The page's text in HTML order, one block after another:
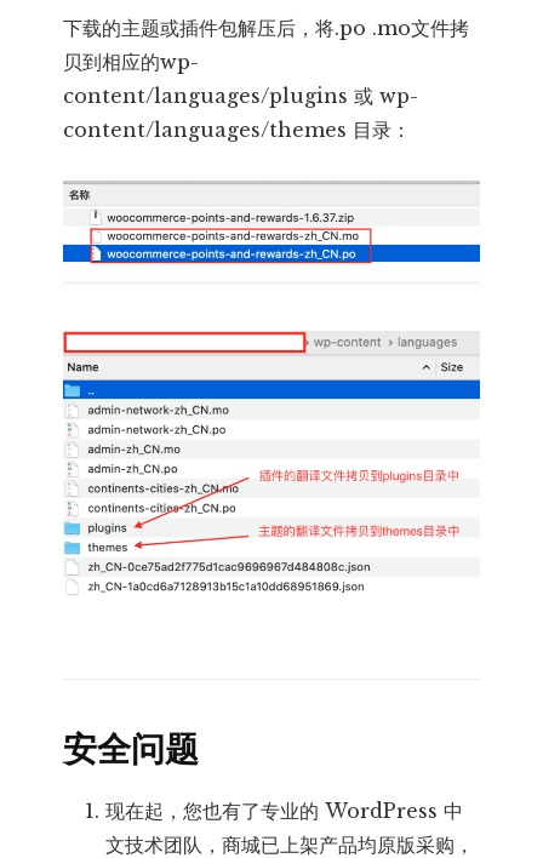
下载的主题或插件包解压后，将.po .mo文件拷
贝到相应的wp-
content/languages/plugins 或 wp-
content/languages/themes 目录：
安全问题
现在起，您也有了专业的 WordPress 中
文技术团队，商城已上架产品均原版采购，